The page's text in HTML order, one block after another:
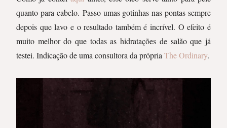
quanto para cabelo. Passo umas gotinhas nas pontas sempre
depois que lavo e o resultado também é incrível. O efeito é
muito melhor do que todas as hidratações de salão que já
testei. Indicação de uma consultora da própria The Ordinary.